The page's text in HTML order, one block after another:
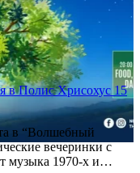
в Полис Хрисохус 15
в “Волшебный
вечеринки с
музыка 1970-х и…